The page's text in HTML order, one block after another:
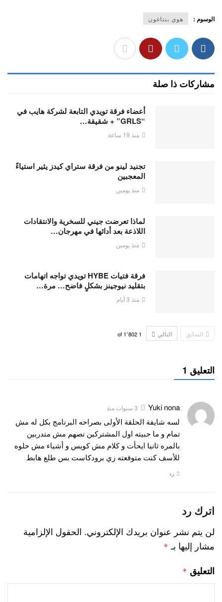
الوسوم : هوي بنتاغون
مشاركات ذا صلة
أعضاء فرقة تويدي التابعة لشركة هايب في
“GRLS” + شقيقة…
منذ 19 ساعة
تجنيد لينو من فرقة ستراي كيدز يثير استياءً
المعجبين
منذ يومين
لماذا تعرضت جيني للسخرية والانتقادات
اللاذعة بعد أدائها في مهرجان…
منذ يومين
فرقة فتيات HYBE تويدي تواجه اتهامات
بتقليد نيوجينز بشكلٍ فاضح… مرة…
منذ 3 أيام
السابق التالي 1 1٬802
التعليق 1
Yuki nona 3 سنوات منذ
لسه شايفة الحلقة الأولى بصراحه البرنامج بكل له مش
تمام و ما حبيته اول المشتركين نصهم مش متدربين
بالمره ثانيا ايحأت و كلام مش كويس و أشياء مش حلوه
للأسف كنت متوقعته زي برودكاست بس طلع هابط
رد
اترك رد
لن يتم نشر عنوان بريدك الإلكتروني. الحقول الإلزامية
مشار إليها بـ *
التعليق *